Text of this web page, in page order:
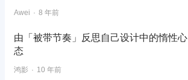
Awei 8 年前
由「被带节奏」反思自己设计中的惰性心
态
鸿影 10 年前